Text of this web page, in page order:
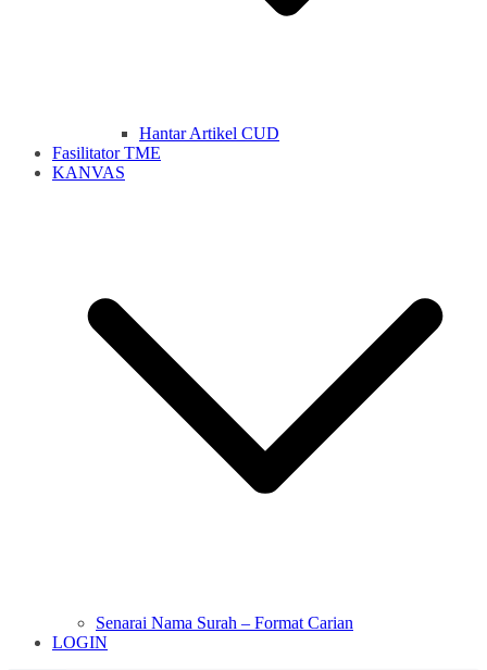
Hantar Artikel CUD
Fasilitator TME
KANVAS
Senarai Nama Surah – Format Carian
LOGIN